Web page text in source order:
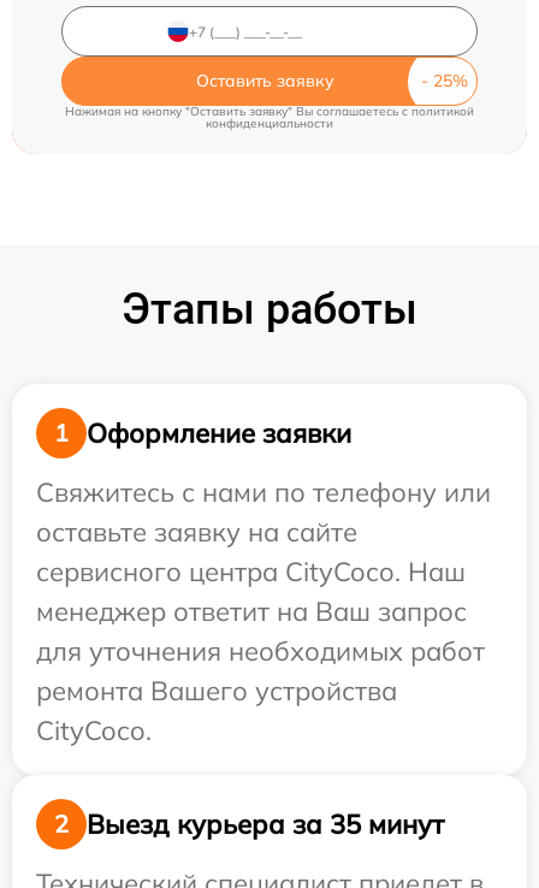
Оставить заявку
Нажимая на кнопку "Оставить заявку" Вы соглашаетесь cполитикой
конфиденциальности
Этапы работы
1
Оформление заявки
Свяжитесь с нами по телефону или
оставьте заявку на сайте
сервисного центра CityCoco. Наш
менеджер ответит на Ваш запрос
для уточнения необходимых работ
ремонта Вашего устройства
CityCoco.
2
Выезд курьера за 35 минут